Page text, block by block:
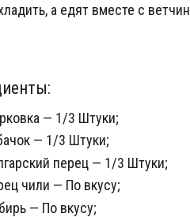
а едят вместе с
— 1/3 Штуки;
— 1/3 Штуки;
перец — 1/3 Штуки;
чили — По вкусу;
— По вкусу;